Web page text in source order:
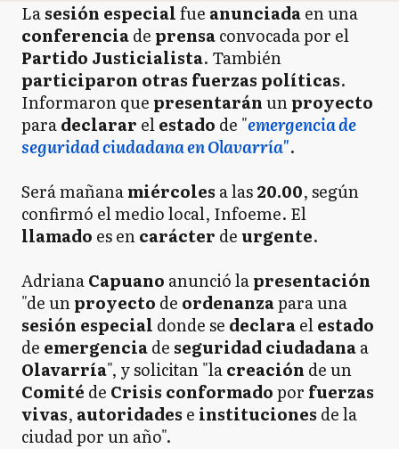
Lasesión especialfue anunciadaen una
conferenciade prensaconvocada por el
Partido Justicialista. También
participaron otras fuerzas políticas.
Informaron que presentaránunproyecto
paradeclarar elestado de "emergencia de
seguridad ciudadana en Olavarría".
Será mañanamiércoles a las20.00, según
confirmó el medio local, Infoeme. El
llamado es encarácter deurgente.
AdrianaCapuano anunció lapresentación
"de unproyecto de ordenanzapara una
sesión especial donde se declaraelestado
de emergenciade seguridad ciudadanaa
Olavarría", y solicitan "lacreación de un
Comité de Crisis conformadopor fuerzas
vivas, autoridades e instituciones de la
ciudad por un año".